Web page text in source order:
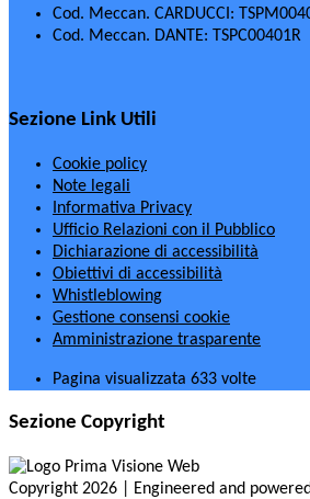
Cod. Meccan. CARDUCCI:
Cod. Meccan. DANTE: TSPC00401R
Sezione Link Utili
Cookie policy
Note legali
Informativa Privacy
Ufficio Relazioni con il Pubblico
Dichiarazione di accessibilità
Obiettivi di accessibilità
Whistleblowing
Gestione consensi cookie
Amministrazione trasparente
Pagina visualizzata 633 volte
Sezione Copyright
Copyright 2026 | Engineered and